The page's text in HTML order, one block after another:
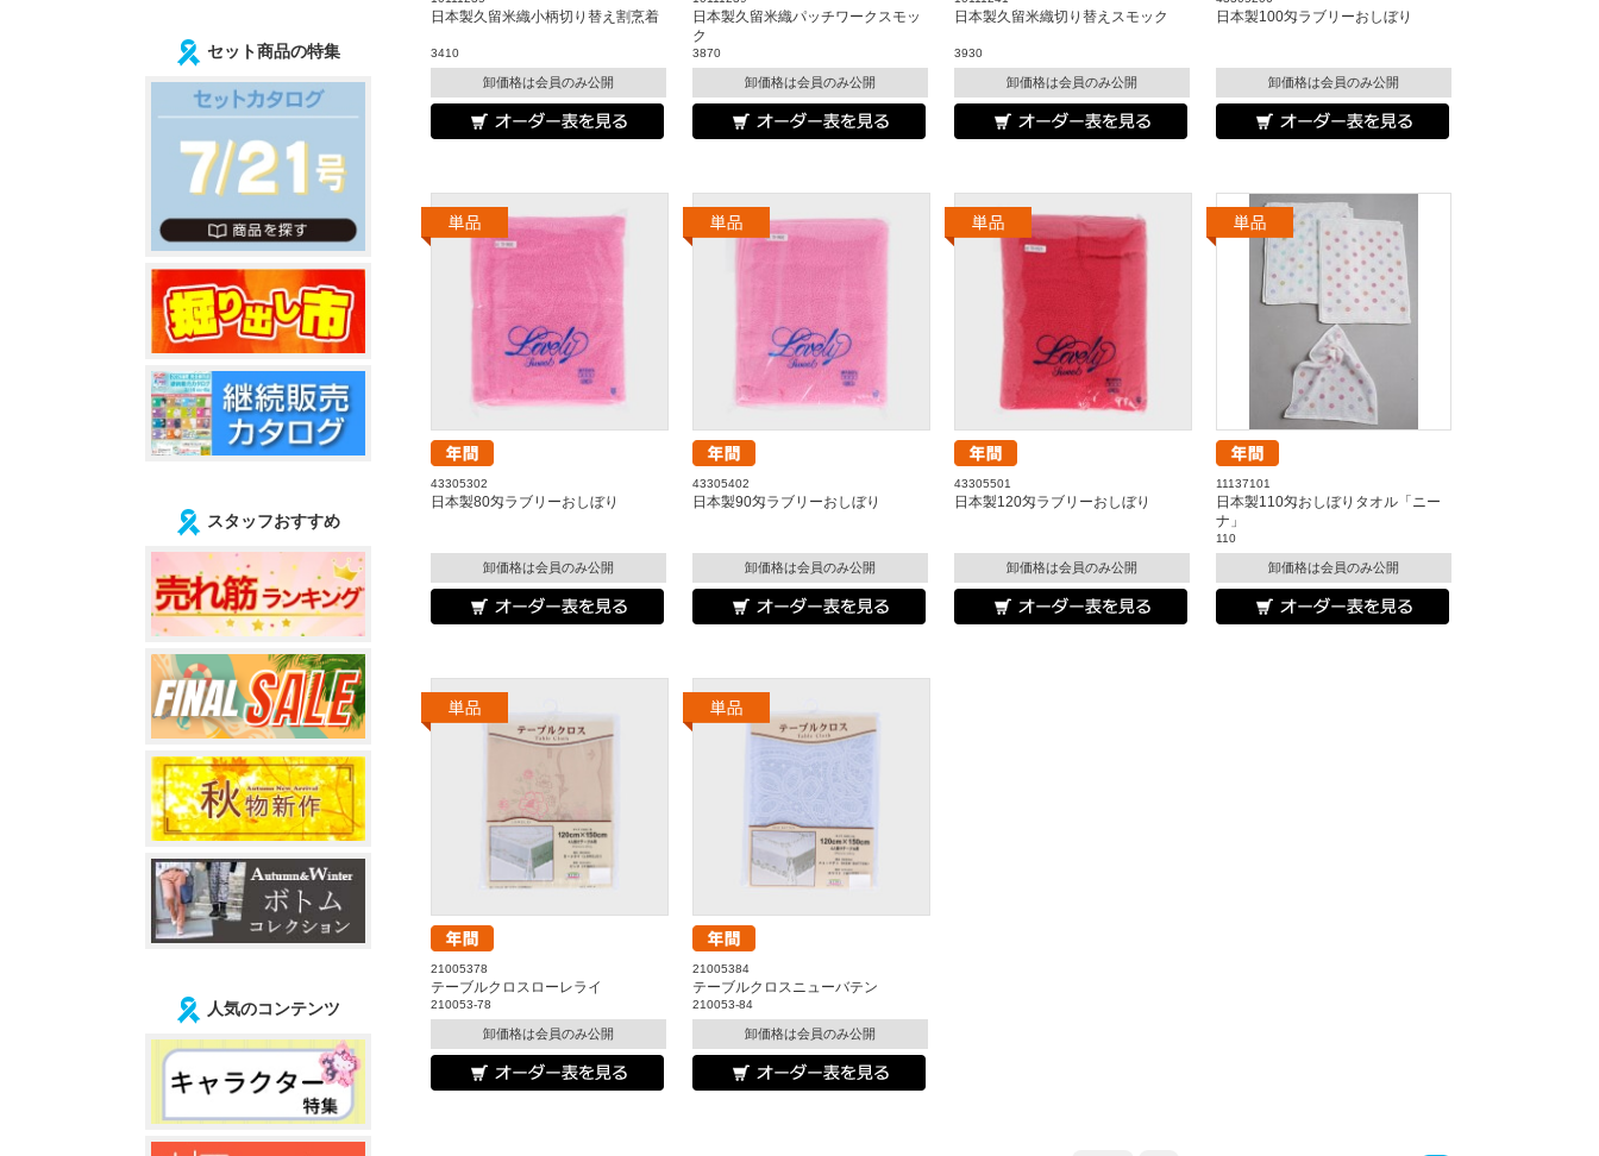
日本製久留米織小柄切り替え割烹着
3410
卸価格は会員のみ公開
日本製久留米織パッチワークスモッ
ク
3870
卸価格は会員のみ公開
日本製久留米織切り替えスモック
3930
卸価格は会員のみ公開
日本製100匁ラブリーおしぼり
卸価格は会員のみ公開
43305302
日本製80匁ラブリーおしぼり
卸価格は会員のみ公開
43305402
日本製90匁ラブリーおしぼり
卸価格は会員のみ公開
43305501
日本製120匁ラブリーおしぼり
卸価格は会員のみ公開
11137101
日本製110匁おしぼりタオル「ニー
ナ」
110
卸価格は会員のみ公開
21005378
テーブルクロスローレライ
210053-78
卸価格は会員のみ公開
21005384
テーブルクロスニューバテン
210053-84
卸価格は会員のみ公開
セット商品の特集
スタッフおすすめ
人気のコンテンツ